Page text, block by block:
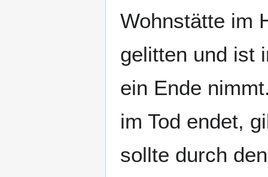
Wohnstätte im
gelitten und ist
ein Ende
im Tod endet,
sollte durch